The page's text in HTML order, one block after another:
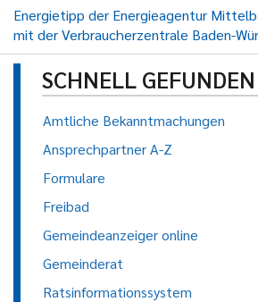
Energietipp der Energieagentur
mit der Verbraucherzentrale Baden-
SCHNELL GEFUNDEN
Amtliche Bekanntmachungen
Ansprechpartner A-Z
Formulare
Freibad
Gemeindeanzeiger online
Gemeinderat
Ratsinformationssystem